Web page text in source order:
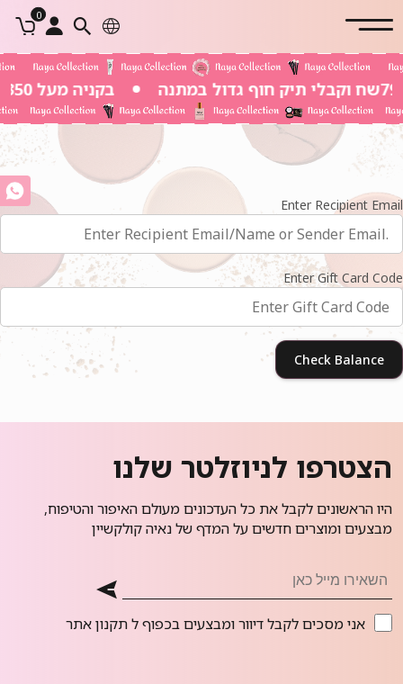
0
בקניה מעל 350 שח משלוח חינם
Enter Recipient Email
Enter Gift Card Code
הצטרפו לניוזלטר שלנו
היו הראשונים לקבל את כל העדכונים מעולם האיפור והטיפוח,
מבצעים ומוצרים חדשים על המדף של נאיה קולקשיין
אני מסכים לקבל דיוור ומבצעים בכפוף לתקנון אתר